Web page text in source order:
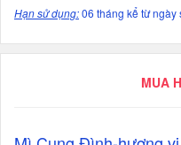
Hạn sử dụng:06 tháng kể từ ngày
MUA